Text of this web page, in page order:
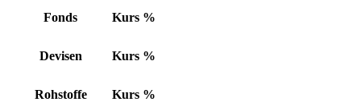
Fonds Kurs %
Devisen Kurs %
Rohstoffe Kurs %